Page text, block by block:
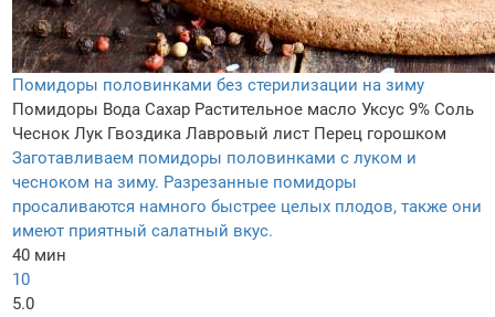
Помидоры половинками без стерилизации на зиму
Помидоры Вода Сахар Растительное масло Уксус 9% Соль
Чеснок Лук Гвоздика Лавровый лист Перец горошком
Заготавливаем помидоры половинками с луком и
чесноком на зиму. Разрезанные помидоры
просаливаются намного быстрее целых плодов, также они
имеют приятный салатный вкус.
40 мин
10
5.0